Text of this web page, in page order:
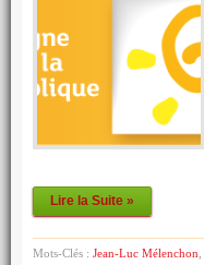
Lire la Suite »
Mots-Clés : Jean-Luc Mélenchon